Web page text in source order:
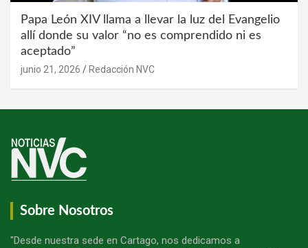
Papa León XIV llama a llevar la luz del Evangelio
allí donde su valor “no es comprendido ni es
aceptado”
junio 21, 2026 Redacción NVC
Sobre Nosotros
"Desde nuestra sede en Cartago, nos dedicamos a